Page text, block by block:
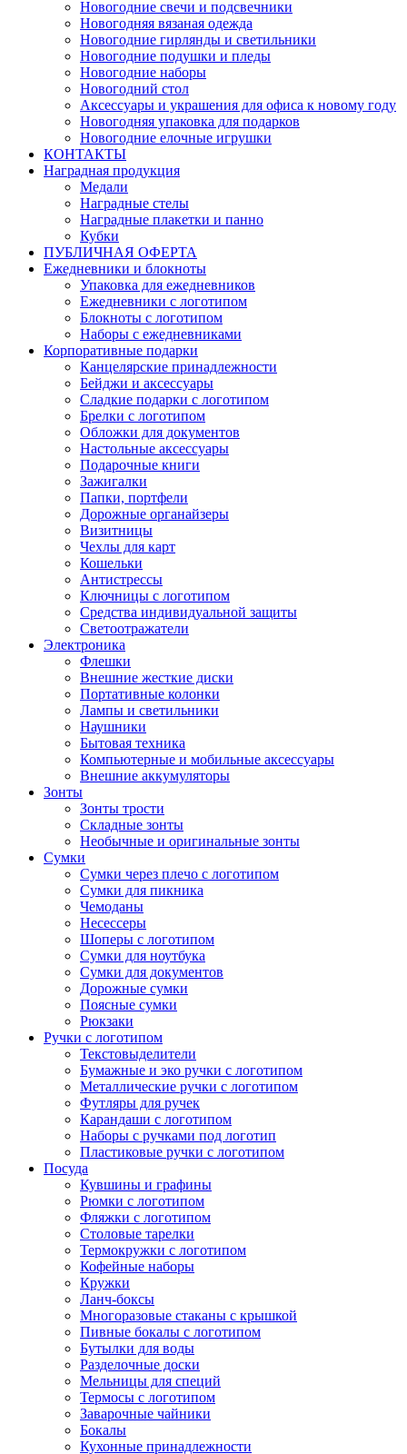
Новогодние свечи и подсвечники
Новогодняя вязаная одежда
Новогодние гирлянды и светильники
Новогодние подушки и пледы
Новогодние наборы
Новогодний стол
Аксессуары и украшения для офиса к новому году
Новогодняя упаковка для подарков
Новогодние елочные игрушки
КОНТАКТЫ
Наградная продукция
Медали
Наградные стелы
Наградные плакетки и панно
Кубки
ПУБЛИЧНАЯ ОФЕРТА
Ежедневники и блокноты
Упаковка для ежедневников
Ежедневники с логотипом
Блокноты с логотипом
Наборы с ежедневниками
Корпоративные подарки
Канцелярские принадлежности
Бейджи и аксессуары
Сладкие подарки с логотипом
Брелки с логотипом
Обложки для документов
Настольные аксессуары
Подарочные книги
Зажигалки
Папки, портфели
Дорожные органайзеры
Визитницы
Чехлы для карт
Кошельки
Антистрессы
Ключницы с логотипом
Средства индивидуальной защиты
Светоотражатели
Электроника
Флешки
Внешние жесткие диски
Портативные колонки
Лампы и светильники
Наушники
Бытовая техника
Компьютерные и мобильные аксессуары
Внешние аккумуляторы
Зонты
Зонты трости
Складные зонты
Необычные и оригинальные зонты
Сумки
Сумки через плечо с логотипом
Сумки для пикника
Чемоданы
Несессеры
Шоперы с логотипом
Сумки для ноутбука
Сумки для документов
Дорожные сумки
Поясные сумки
Рюкзаки
Ручки с логотипом
Текстовыделители
Бумажные и эко ручки с логотипом
Металлические ручки с логотипом
Футляры для ручек
Карандаши с логотипом
Наборы с ручками под логотип
Пластиковые ручки с логотипом
Посуда
Кувшины и графины
Рюмки с логотипом
Фляжки с логотипом
Столовые тарелки
Термокружки с логотипом
Кофейные наборы
Кружки
Ланч-боксы
Многоразовые стаканы с крышкой
Пивные бокалы с логотипом
Бутылки для воды
Разделочные доски
Мельницы для специй
Термосы с логотипом
Заварочные чайники
Бокалы
Кухонные принадлежности